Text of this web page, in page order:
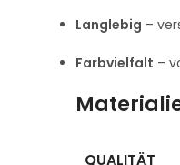
Langlebig –
Farbvielfalt –
QUALITÄT